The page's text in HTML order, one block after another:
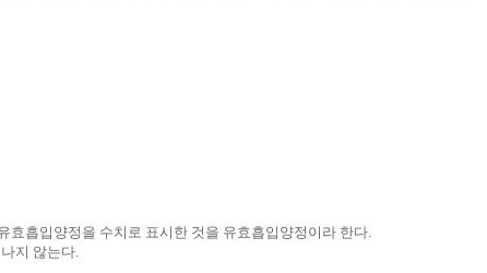
흡입양정을 수치로 표시한 것을 유효흡입양정이라 한다.
지 않는다.